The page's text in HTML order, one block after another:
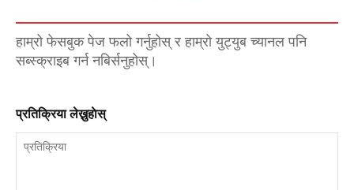
हाम्रो फेसबुक पेज फलो गर्नुहोस् र हाम्रो युट्युब च्यानल पनि
सब्स्क्राइब गर्न नबिर्सनुहोस्।
प्रतिक्रिया लेख्नुहाेस्